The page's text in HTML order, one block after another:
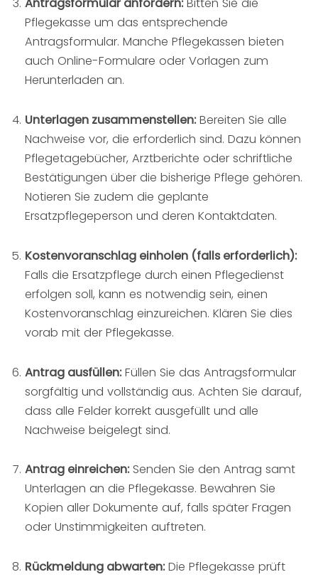
Antragsformular anfordern:Bitten Sie die
Pflegekasse um das entsprechende
Antragsformular. Manche Pflegekassen bieten
auch Online-Formulare oder Vorlagen zum
Herunterladen an.
Unterlagen zusammenstellen:Bereiten Sie alle
Nachweise vor, die erforderlich sind. Dazu können
Pflegetagebücher, Arztberichte oder schriftliche
Bestätigungen über die bisherige Pflege gehören.
Notieren Sie zudem die geplante
Ersatzpflegeperson und deren Kontaktdaten.
Kostenvoranschlag einholen (falls erforderlich):
Falls die Ersatzpflege durch einen Pflegedienst
erfolgen soll, kann es notwendig sein, einen
Kostenvoranschlag einzureichen. Klären Sie dies
vorab mit der Pflegekasse.
Antrag ausfüllen:Füllen Sie das Antragsformular
sorgfältig und vollständig aus. Achten Sie darauf,
dass alle Felder korrekt ausgefüllt und alle
Nachweise beigelegt sind.
Antrag einreichen:Senden Sie den Antrag samt
Unterlagen an die Pflegekasse. Bewahren Sie
Kopien aller Dokumente auf, falls später Fragen
oder Unstimmigkeiten auftreten.
Rückmeldung abwarten:Die Pflegekasse prüft